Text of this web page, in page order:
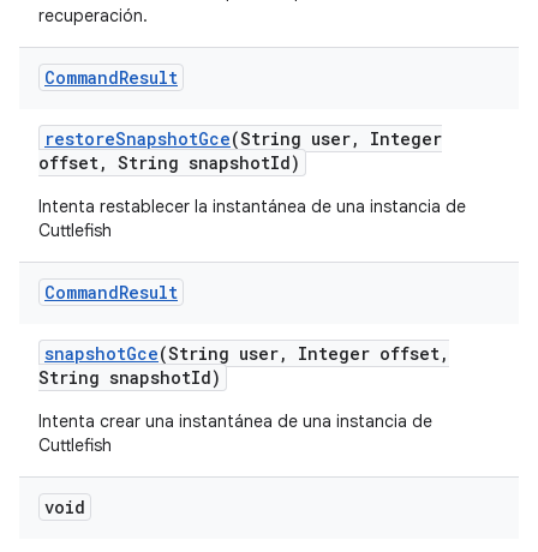
recuperación.
CommandResult
restoreSnapshotGce(String user,
Integer
offset, String snapshotId)
Intenta restablecer la instantánea de una instancia de
Cuttlefish
CommandResult
snapshotGce(String user, Integer offset,
String snapshotId)
Intenta crear una instantánea de una instancia de
Cuttlefish
void